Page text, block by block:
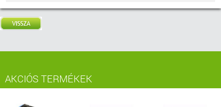
AKCIÓS TERMÉKEK